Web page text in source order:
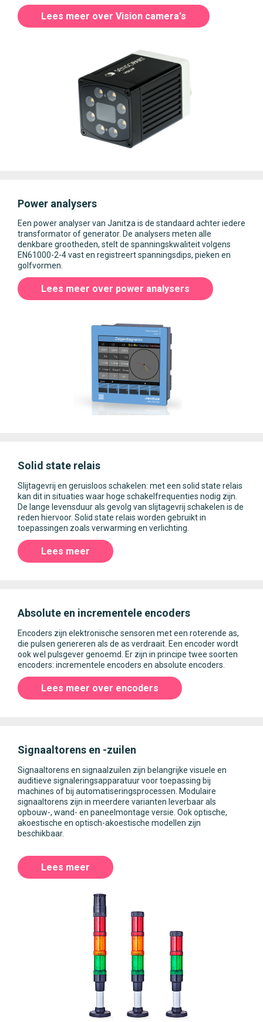
Lees meer over Vision camera's
Power analysers
Een power analyser van Janitza is de standaard achter iedere
transformator of generator. De analysers meten alle
denkbare grootheden, stelt de spanningskwaliteit volgens
EN61000-2-4 vast en registreert spanningsdips, pieken en
golfvormen.
Lees meer over power analysers
Solid state relais
Slijtagevrij en geruisloos schakelen: met een solid state relais
kan dit in situaties waar hoge schakelfrequenties nodig zijn.
De lange levensduur als gevolg van slijtagevrij schakelen is de
reden hiervoor. Solid state relais worden gebruikt in
toepassingen zoals verwarming en verlichting.
Lees meer
Absolute en incrementele encoders
Encoders zijn elektronische sensoren met een roterende as,
die pulsen genereren als de as verdraait. Een encoder wordt
ook wel pulsgever genoemd. Er zijn in principe twee soorten
encoders: incrementele encoders en absolute encoders.
Lees meer over encoders
Signaaltorens en -zuilen
Signaaltorens en signaalzuilen zijn belangrijke visuele en
auditieve signaleringsapparatuur voor toepassing bij
machines of bij automatiseringsprocessen. Modulaire
signaaltorens zijn in meerdere varianten leverbaar als
opbouw-, wand- en paneelmontage versie. Ook optische,
akoestische en optisch-akoestische modellen zijn
beschikbaar.
Lees meer